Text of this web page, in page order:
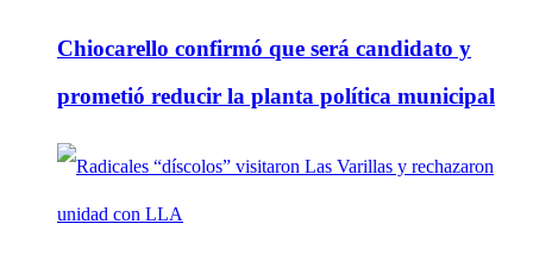
Chiocarello confirmó que será candidato y
prometió reducir la planta política municipal